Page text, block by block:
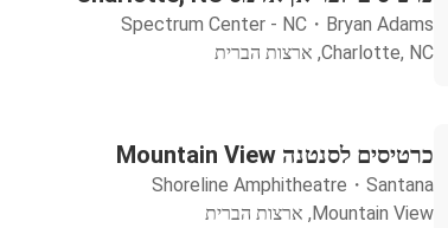
Bryan Adams
・
Spectrum Center - NC
Charlotte, NC, ארצות הברית
כרטיסים לסנטנה Mountain View
Santana
・
Shoreline Amphitheatre
Mountain View, ארצות הברית